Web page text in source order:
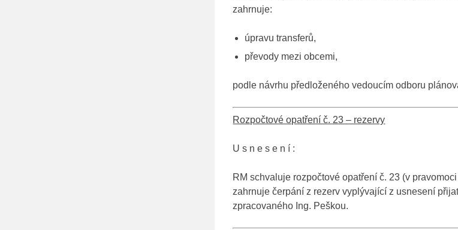
zahrnuje:
úpravu transferů,
převody mezi obcemi,
podle návrhu předloženého vedoucím odboru
Rozpočtové opatření č. 23 – rezervy
U s n e s e n í :
RM schvaluje rozpočtové opatření č. 23 (v
zahrnuje čerpání z rezerv vyplývající z usnesení
zpracovaného Ing. Peškou.